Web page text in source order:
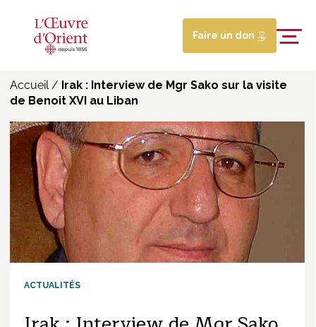
Faire un don
Accueil/ Irak : Interview de Mgr Sako sur la visite
de Benoit XVI au Liban
ACTUALITÉS